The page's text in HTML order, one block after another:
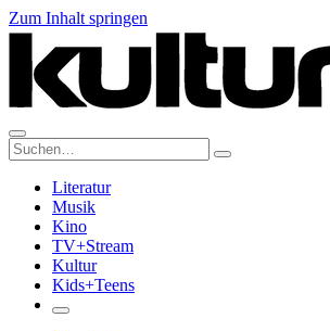
Zum Inhalt springen
Suche:
Literatur
Musik
Kino
TV+Stream
Kultur
Kids+Teens